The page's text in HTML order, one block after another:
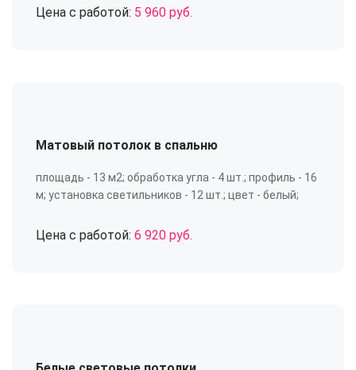
Цена с работой: 5 960 руб.
Матовый потолок в спальню
площадь - 13 м2; обработка угла - 4 шт.; профиль - 16
м; установка светильников - 12 шт.; цвет - белый;
Цена с работой: 6 920 руб.